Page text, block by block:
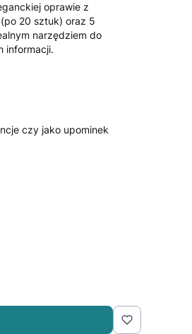
oprawie z
20 sztuk) oraz 5
narzędziem do
informacji.
czy jako upominek